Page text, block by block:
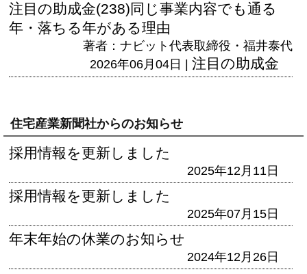
注目の助成金(238)同じ事業内容でも通る
年・落ちる年がある理由
著者：ナビット代表取締役・福井泰代
2026年06月04日 | 注目の助成金
住宅産業新聞社からのお知らせ
採用情報を更新しました
2025年12月11日
採用情報を更新しました
2025年07月15日
年末年始の休業のお知らせ
2024年12月26日